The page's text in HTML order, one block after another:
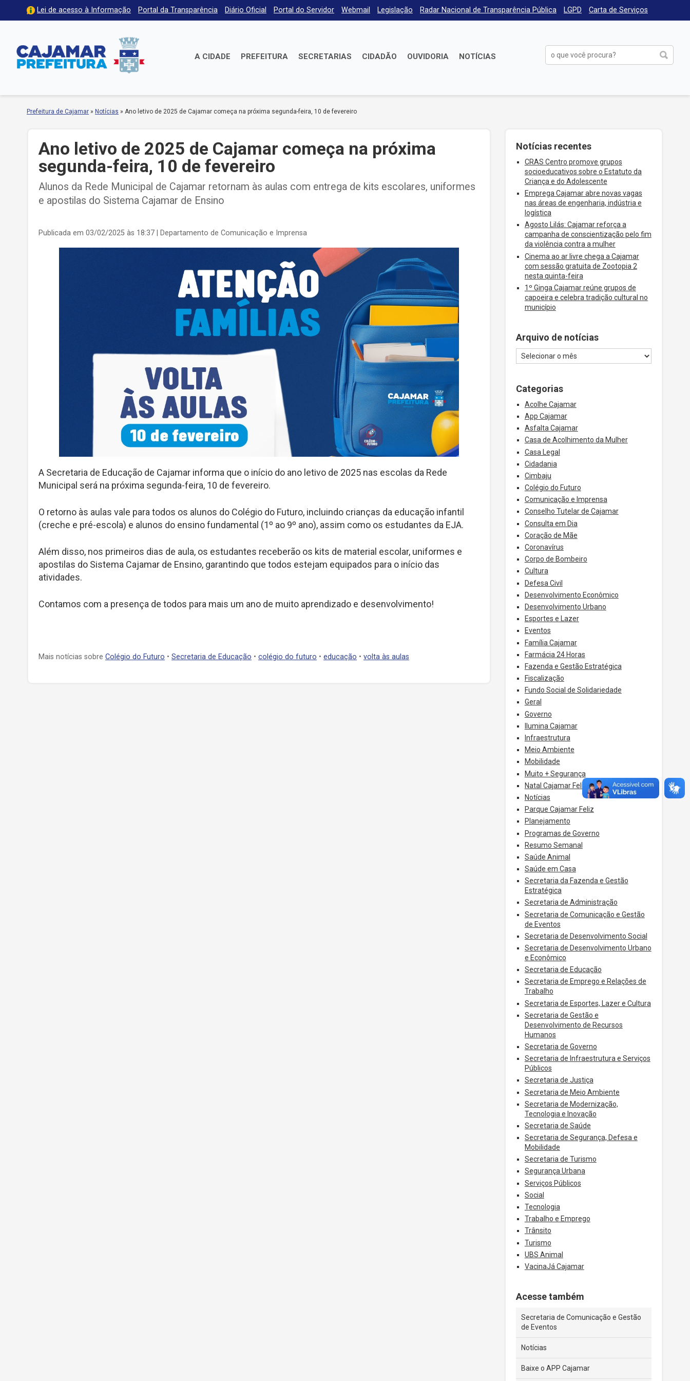
Lei de acesso à Informação Portal da Transparência Diário Oficial Portal do Servidor Webmail Legislação Radar Nacional de Transparência Pública LGPD Carta de Serviços
A CIDADE PREFEITURA SECRETARIAS CIDADÃO OUVIDORIA NOTÍCIAS
Prefeitura de Cajamar » Notícias » Ano letivo de 2025 de Cajamar começa na próxima segunda-feira, 10 de fevereiro
Ano letivo de 2025 de Cajamar começa na próxima
segunda-feira, 10 de fevereiro
Alunos da Rede Municipal de Cajamar retornam às aulas com entrega de kits escolares, uniformes
e apostilas do Sistema Cajamar de Ensino
Publicada em 03/02/2025 às 18:37 | Departamento de Comunicação e Imprensa
A Secretaria de Educação de Cajamar informa que o início do ano letivo de 2025 nas escolas da Rede
Municipal será na próxima segunda-feira, 10 de fevereiro.
O retorno às aulas vale para todos os alunos do Colégio do Futuro, incluindo crianças da educação infantil
(creche e pré-escola) e alunos do ensino fundamental (1º ao 9º ano), assim como os estudantes da EJA.
Além disso, nos primeiros dias de aula, os estudantes receberão os kits de material escolar, uniformes e
apostilas do Sistema Cajamar de Ensino, garantindo que todos estejam equipados para o início das
atividades.
Contamos com a presença de todos para mais um ano de muito aprendizado e desenvolvimento!
Mais notícias sobre Colégio do Futuro • Secretaria de Educação • colégio do futuro • educação • volta às aulas
Notícias recentes
CRAS Centro promove grupos
socioeducativos sobre o Estatuto da
Criança e do Adolescente
Emprega Cajamar abre novas vagas
nas áreas de engenharia, indústria e
logística
Agosto Lilás: Cajamar reforça a
campanha de conscientização pelo fim
da violência contra a mulher
Cinema ao ar livre chega a Cajamar
com sessão gratuita de Zootopia 2
nesta quinta-feira
1º Ginga Cajamar reúne grupos de
capoeira e celebra tradição cultural no
município
Arquivo de notícias
Categorias
Acolhe Cajamar
App Cajamar
Asfalta Cajamar
Casa de Acolhimento da Mulher
Casa Legal
Cidadania
Cimbaju
Colégio do Futuro
Comunicação e Imprensa
Conselho Tutelar de Cajamar
Consulta em Dia
Coração de Mãe
Coronavírus
Corpo de Bombeiro
Cultura
Defesa Civil
Desenvolvimento Econômico
Desenvolvimento Urbano
Esportes e Lazer
Eventos
Família Cajamar
Farmácia 24 Horas
Fazenda e Gestão Estratégica
Fiscalização
Fundo Social de Solidariedade
Geral
Governo
Ilumina Cajamar
Infraestrutura
Meio Ambiente
Mobilidade
Muito + Segurança
Natal Cajamar Feliz
Notícias
Parque Cajamar Feliz
Planejamento
Programas de Governo
Resumo Semanal
Saúde Animal
Saúde em Casa
Secretaria da Fazenda e Gestão
Estratégica
Secretaria de Administração
Secretaria de Comunicação e Gestão
de Eventos
Secretaria de Desenvolvimento Social
Secretaria de Desenvolvimento Urbano
e Econômico
Secretaria de Educação
Secretaria de Emprego e Relações de
Trabalho
Secretaria de Esportes, Lazer e Cultura
Secretaria de Gestão e
Desenvolvimento de Recursos
Humanos
Secretaria de Governo
Secretaria de Infraestrutura e Serviços
Públicos
Secretaria de Justiça
Secretaria de Meio Ambiente
Secretaria de Modernização,
Tecnologia e Inovação
Secretaria de Saúde
Secretaria de Segurança, Defesa e
Mobilidade
Secretaria de Turismo
Segurança Urbana
Serviços Públicos
Social
Tecnologia
Trabalho e Emprego
Trânsito
Turismo
UBS Animal
VacinaJá Cajamar
Acesse também
Secretaria de Comunicação e Gestão
de Eventos
Notícias
Baixe o APP Cajamar